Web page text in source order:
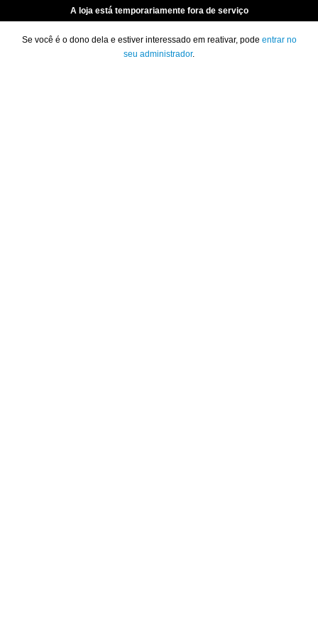
A loja está temporariamente fora de serviço
Se você é o dono dela e estiver interessado em reativar, pode entrar no
seu administrador.